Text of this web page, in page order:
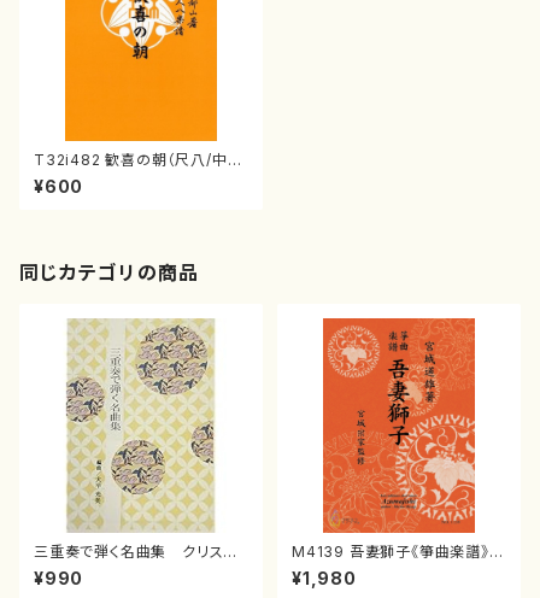
T32i482 歓喜の朝（尺八/中塩
幸祐/楽譜）都山流公刊楽譜曲
番:2190
¥600
同じカテゴリの商品
三重奏で弾く名曲集 クリスマ
スメドレー( 箏2/大平光美 編
曲/楽譜）
¥990
M4139 吾妻獅子《箏曲楽譜》
（箏/宮城道雄著・宮城宗家監修/
箏曲古典楽譜）
¥1,980